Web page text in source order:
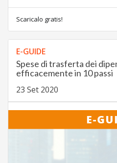
Scaricalo gratis!
E-GUIDE
Spese di trasferta dei
efficacemente in 10 passi
23 Set 2020